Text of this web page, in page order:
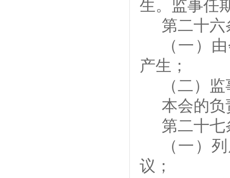
生。监事任
第二十六
（一）由
产生；
（二）
本会的
第二十七
（一）
议；